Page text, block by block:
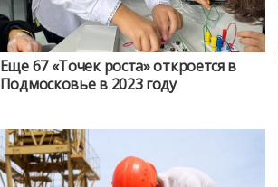
Еще 67 «Точек роста» откроется в
Подмосковье в 2023 году